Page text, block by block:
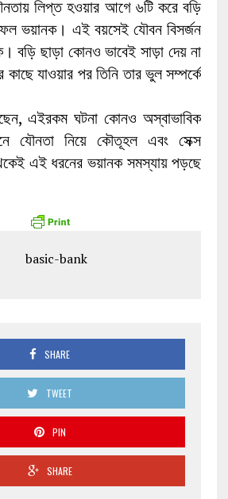
লিপ্ত হওয়ার আগে ৬টি করে বড়ি
ভয়ানক। এই বয়সেই যৌবন বিসর্জন
বড়ি ছাড়া কোনও ভাবেই সাড়া দেয় না
কাছে যাওয়ার পর তিনি তার ভুল সম্পর্কে
এইরকম ঘটনা কোনও অস্বাভাবিক
যৌনতা নিয়ে কৌতূহল এবং সেক্স
এই ধরনের ভয়ানক সমস্যায় পড়ছে
SHARE
TWEET
PIN
SHARE